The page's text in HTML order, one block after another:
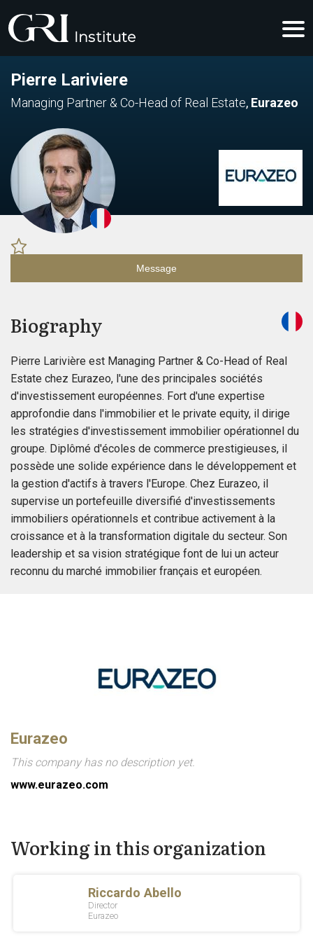
Pierre Lariviere
Managing Partner & Co-Head of Real Estate, Eurazeo
Message
Biography
Pierre Larivière est Managing Partner & Co-Head of Real
Estate chez Eurazeo, l'une des principales sociétés
d'investissement européennes. Fort d'une expertise
approfondie dans l'immobilier et le private equity, il dirige
les stratégies d'investissement immobilier opérationnel du
groupe. Diplômé d'écoles de commerce prestigieuses, il
possède une solide expérience dans le développement et
la gestion d'actifs à travers l'Europe. Chez Eurazeo, il
supervise un portefeuille diversifié d'investissements
immobiliers opérationnels et contribue activement à la
croissance et à la transformation digitale du secteur. Son
leadership et sa vision stratégique font de lui un acteur
reconnu du marché immobilier français et européen.
Eurazeo
This company has no description yet.
www.eurazeo.com
Working in this organization